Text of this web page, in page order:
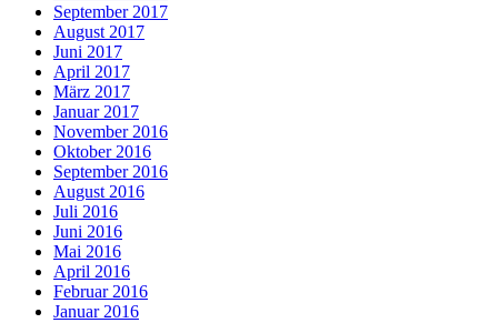
September 2017
August 2017
Juni 2017
April 2017
März 2017
Januar 2017
November 2016
Oktober 2016
September 2016
August 2016
Juli 2016
Juni 2016
Mai 2016
April 2016
Februar 2016
Januar 2016